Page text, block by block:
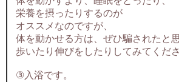
栄養を摂ったりするのが
オススメなのですが、
体を動かせる方は、ぜひ騙されたと
歩いたり伸びをしたりしてみてくださ
③入浴です。